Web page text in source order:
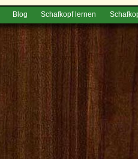
Blog Schafkopf lernen